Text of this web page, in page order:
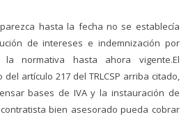
hasta la fecha no se establecía
de intereses e indemnización por
normativa hasta ahora vigente.El
del artículo 217 del TRLCSP arriba citado,
sar bases de IVA yla instauración de
bien asesorado pueda cobrar